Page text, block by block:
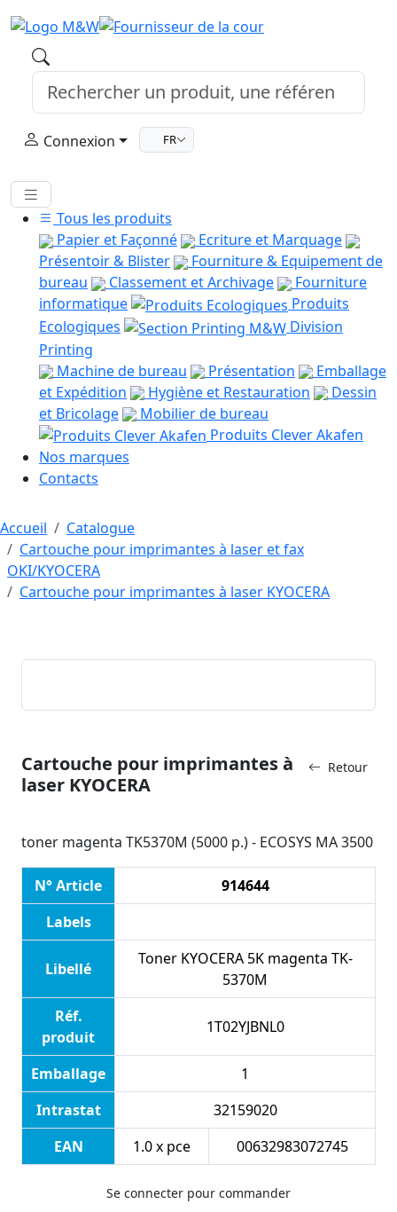
Connexion FR
Tous les produits
Papier et Façonné
Ecriture et Marquage
Présentoir & Blister
Fourniture & Equipement de
bureau
Classement et Archivage
Fourniture
informatique
Produits
Ecologiques
Division
Printing
Machine de bureau
Présentation
Emballage
et Expédition
Hygiène et Restauration
Dessin
et Bricolage
Mobilier de bureau
Produits Clever Akafen
Nos marques
Contacts
Accueil
Catalogue
Cartouche pour imprimantes à laser et fax
OKI/KYOCERA
Cartouche pour imprimantes à laser KYOCERA
Retour
Cartouche pour imprimantes à
laser KYOCERA
toner magenta TK5370M (5000 p.) - ECOSYS MA 3500
N° Article
914644
Labels
Libellé
Toner KYOCERA 5K magenta TK-
5370M
Réf.
produit
1T02YJBNL0
Emballage
1
Intrastat
32159020
EAN
1.0 x pce 00632983072745
Se connecter pour commander